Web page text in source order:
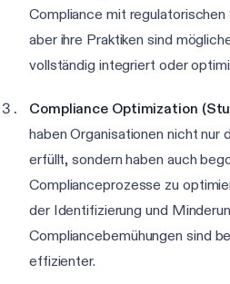
Compliance mit
aber ihre Praktiken sind
vollständig integriert oder
Compliance Optimization
haben Organisationen nicht
erfüllt, sondern haben auch
Complianceprozesse zu
der Identifizierung und
Compliancebemühungen sind
effizienter.